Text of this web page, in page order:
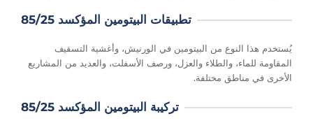
تطبيقات البيتومين المؤكسد 85/25
يُستخدم هذا النوع من البيتومين في الورنيش، وأغشية التسقيف
المقاومة للماء، والطلاء والعزل، ورصف الأسفلت، والعديد من المشاريع
الأخرى في مناطق مختلفة.
تركيبة البيتومين المؤكسد 85/25